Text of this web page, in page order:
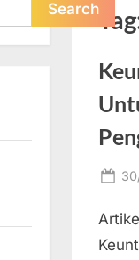
Search